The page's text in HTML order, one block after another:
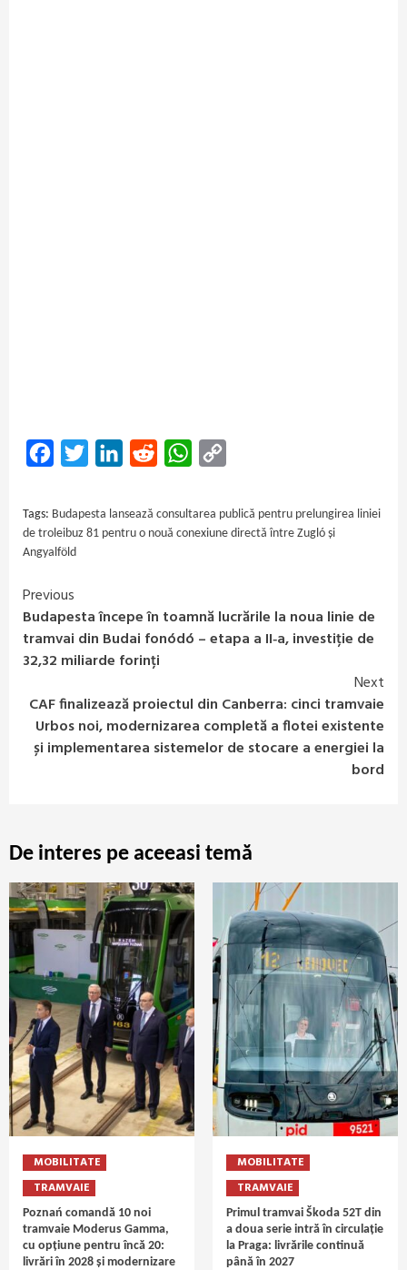
FacebookTwitter LinkedInReddit WhatsApp
Tags: Budapesta lansează consultarea publică pentru prelungirea liniei
de troleibuz 81 pentru o nouă conexiune directă între Zugló și
Angyalföld
Continue
Reading
Previous
Budapesta începe în toamnă lucrările la noua linie de
tramvai din Budai fonódó – etapa a II‑a, investiție de
32,32 miliarde forinți
Next
CAF finalizează proiectul din Canberra: cinci tramvaie
Urbos noi, modernizarea completă a flotei existente
și implementarea sistemelor de stocare a energiei la
bord
De interes pe aceeasi temă
MOBILITATE
TRAMVAIE
Poznań comandă 10 noi
tramvaie Moderus Gamma,
cu opțiune pentru încă 20:
livrări în 2028 și modernizare
MOBILITATE
TRAMVAIE
Primul tramvai Škoda 52T din
a doua serie intră în circulație
la Praga: livrările continuă
până în 2027